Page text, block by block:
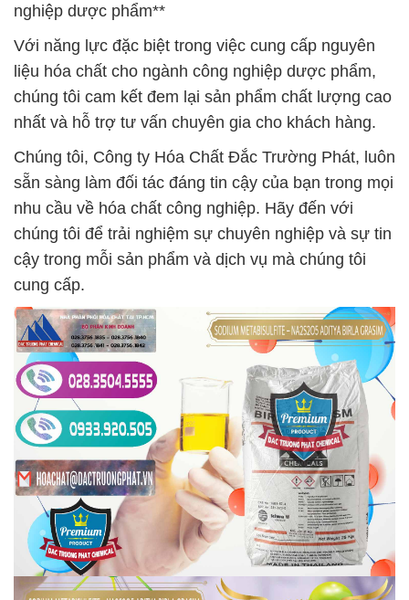
nghiệp dược phẩm**
Với năng lực đặc biệt trong việc cung cấp nguyên
liệu hóa chất cho ngành công nghiệp dược phẩm,
chúng tôi cam kết đem lại sản phẩm chất lượng cao
nhất và hỗ trợ tư vấn chuyên gia cho khách hàng.
Chúng tôi, Công ty Hóa Chất Đắc Trường Phát, luôn
sẵn sàng làm đối tác đáng tin cậy của bạn trong mọi
nhu cầu về hóa chất công nghiệp. Hãy đến với
chúng tôi để trải nghiệm sự chuyên nghiệp và sự tin
cậy trong mỗi sản phẩm và dịch vụ mà chúng tôi
cung cấp.